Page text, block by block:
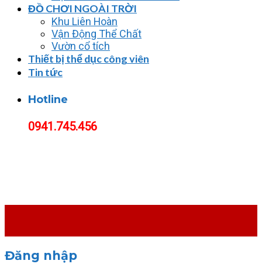
ĐỒ CHƠI NGOÀI TRỜI
Khu Liên Hoàn
Vận Động Thể Chất
Vườn cổ tích
Thiết bị thể dục công viên
Tin tức
Hotline
0941.745.456
Đăng nhập